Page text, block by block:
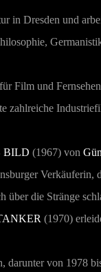
in Dresden und
Film und
zahlreiche
BILD (1967) von
Verkäuferin,
über die Stränge
(1970)
darunter von 1978